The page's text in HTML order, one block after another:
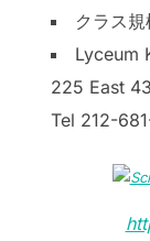
クラス
Lyceum
225 East
Tel 212-